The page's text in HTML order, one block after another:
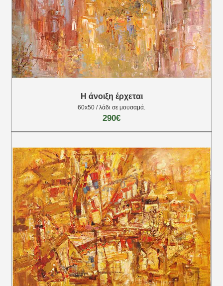
Η άνοιξη έρχεται
60x50 / λάδι σε μουσαμά.
290€